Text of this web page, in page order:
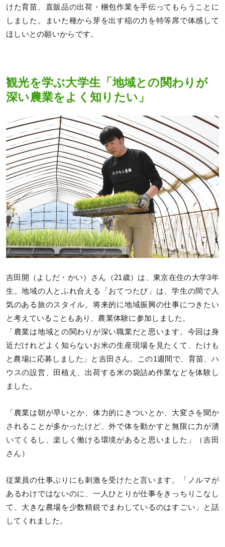
けた育苗、直販品の出荷・梱包作業を手伝ってもらうことに
しました。まいた種から芽を出す稲の力を特等席で体感して
ほしいとの願いからです。
観光を学ぶ大学生「地域との関わりが
深い農業をよく知りたい」
吉田開（よしだ・かい）さん（21歳）は、東京在住の大学3年
生。地域の人とふれ合える「おてつたび」は、学生の間で人
気のある旅のスタイル。将来的に地域振興の仕事につきたい
と考えていることもあり、農業体験に参加しました。
「農業は地域との関わりが深い職業だと思います。今回は身
近だけれどよく知らないお米の生産現場を見たくて、たけも
と農場に応募しました」と吉田さん。この1週間で、育苗、ハ
ウスの設営、田植え、出荷する米の袋詰め作業などを体験し
ました。
「農業は朝が早いとか、体力的にきついとか、大変さを聞か
されることが多かったけど、外で体を動かすと無限に力が湧
いてくるし、楽しく働ける環境があると思いました」（吉田
さん）
従業員の仕事ぶりにも刺激を受けたと言います。「ノルマが
あるわけではないのに、一人ひとりが仕事をきっちりこなし
て、大きな農場を少数精鋭でまわしているのはすごい」と話
してくれました。